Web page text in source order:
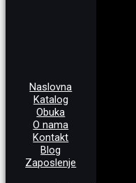
Naslovna
Katalog
Obuka
O nama
Kontakt
Blog
Zaposlenje